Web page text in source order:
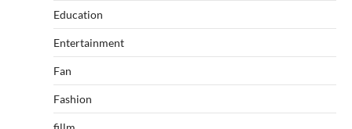
Education
Entertainment
Fan
Fashion